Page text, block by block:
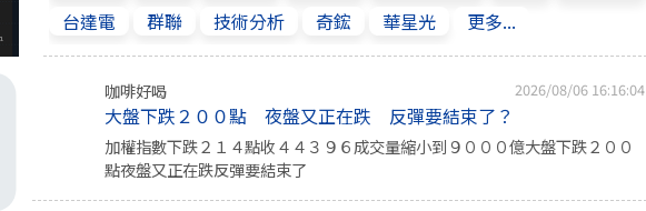
台達電
群聯 技術分析 奇鋐 華星光 更多...
咖啡好喝 2026/08/06 16:16:04
大盤下跌２００點 夜盤又正在跌 反彈要結束了？
加權指數下跌２１４點收４４３９６成交量縮小到９０００億大盤下跌２００
點夜盤又正在跌反彈要結束了